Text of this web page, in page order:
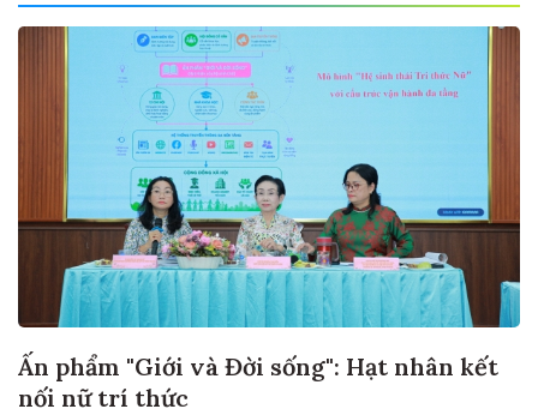
Ấn phẩm "Giới và Đời sống": Hạt nhân kết
nối nữ trí thức